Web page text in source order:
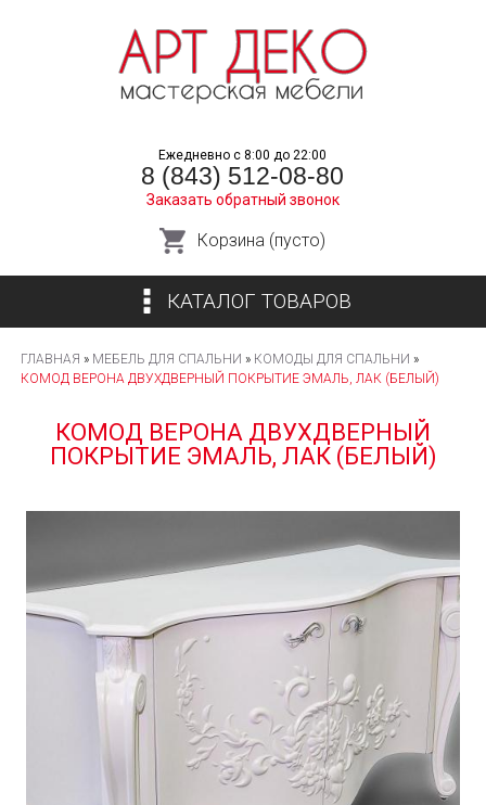
к
основному
Ежедневно с 8:00 до 22:00
8 (843) 512-08-80
Заказать обратный звонок
Корзина (пусто)
КАТАЛОГ ТОВАРОВ
ГЛАВНАЯ » МЕБЕЛЬ ДЛЯ СПАЛЬНИ » КОМОДЫ ДЛЯ СПАЛЬНИ »
КОМОД ВЕРОНА ДВУХДВЕРНЫЙ ПОКРЫТИЕ ЭМАЛЬ, ЛАК (БЕЛЫЙ)
КОМОД ВЕРОНА ДВУХДВЕРНЫЙ
ПОКРЫТИЕ ЭМАЛЬ, ЛАК (БЕЛЫЙ)
БЕЛЫЙ
ГАБАРИТЫ (ШXГХВ)
1440*565*780